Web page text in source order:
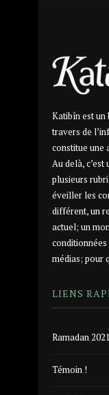
Katibîn est un
travers de
constitue une
Au delà,
plusieurs
éveiller les
différent, un
actuel; un
médias; pour
LIENS
Ramadan 2021
Témoin !